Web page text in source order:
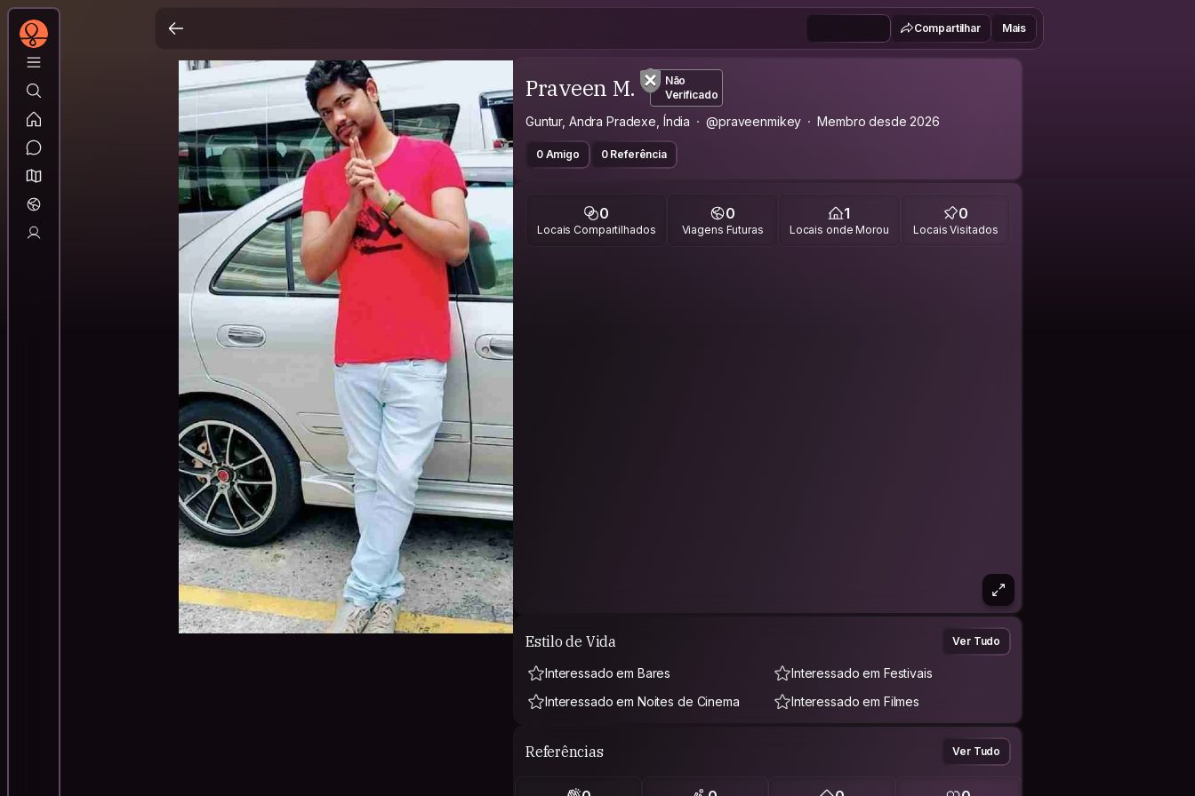
Compartilhar Mais
Praveen M.
Não
Verificado
Guntur, Andra Pradexe, Índia @praveenmikey Membro desde 2026
0 Amigo 0 Referência
0
Locais Compartilhados
0
Viagens Futuras
1
Locais onde Morou
0
Locais Visitados
Estilo de Vida Ver Tudo
Interessado em Bares
Interessado em Festivais
Interessado em Noites de Cinema
Interessado em Filmes
Referências Ver Tudo